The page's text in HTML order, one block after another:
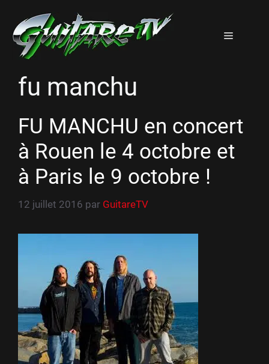
contenu
Menu
fu manchu
FU MANCHU en concert
à Rouen le 4 octobre et
à Paris le 9 octobre !
12 juillet 2016 par GuitareTV